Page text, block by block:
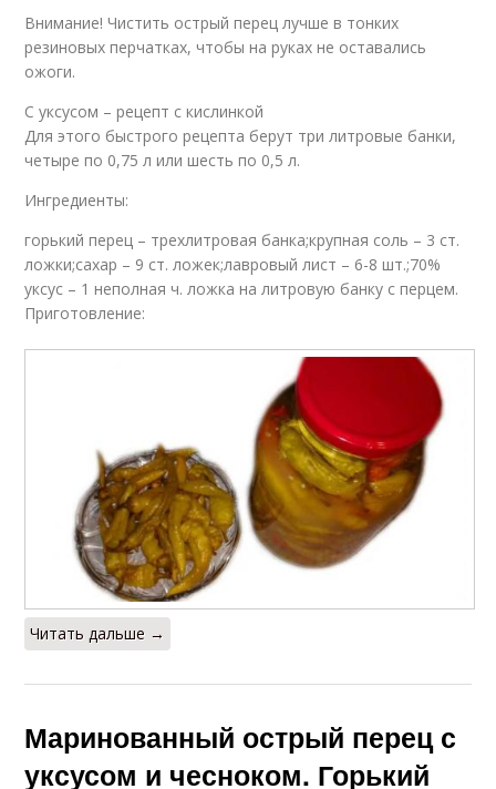
Внимание! Чистить острый перец лучше в тонких
резиновых перчатках, чтобы на руках не оставались
ожоги.
С уксусом – рецепт с кислинкой
Для этого быстрого рецепта берут три литровые банки,
четыре по 0,75 л или шесть по 0,5 л.
Ингредиенты:
горький перец – трехлитровая банка;крупная соль – 3 ст.
ложки;сахар – 9 ст. ложек;лавровый лист – 6-8 шт.;70%
уксус – 1 неполная ч. ложка на литровую банку с перцем.
Приготовление:
Читать дальше →
Маринованный острый перец с
уксусом и чесноком. Горький